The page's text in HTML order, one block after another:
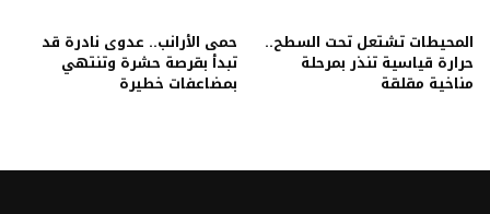
المحيطات تشتعل تحت السطح..
حرارة قياسية تنذر بمرحلة
مناخية مقلقة
حمى الأرانب.. عدوى نادرة قد
تبدأ بقرصة حشرة وتنتهي
بمضاعفات خطيرة